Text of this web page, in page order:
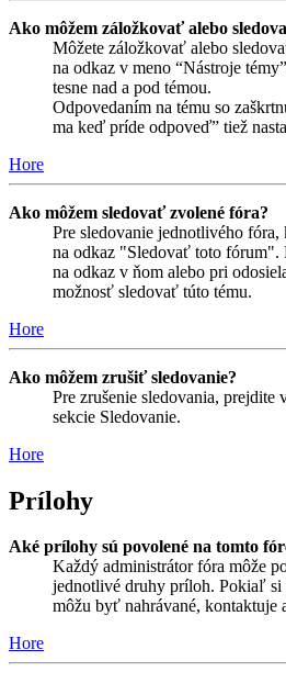
Ako môžem záložkovať alebo
Môžete záložkovať alebo
na odkaz v meno “Nástroje
tesne nad a pod témou.
Odpovedaním na tému so
ma keď príde odpoveď” tiež
Hore
Ako môžem sledovať zvolené fóra?
Pre sledovanie jednotlivého
na odkaz "Sledovať toto fórum".
na odkaz v ňom alebo pri
možnosť sledovať túto tému.
Hore
Ako môžem zrušiť sledovanie?
Pre zrušenie sledovania,
sekcie Sledovanie.
Hore
Prílohy
Aké prílohy sú povolené na tomto
Každý administrátor fóra môže
jednotlivé druhy príloh. Pokiaľ si
môžu byť nahrávané, kontaktuje
Hore